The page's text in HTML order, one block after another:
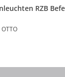
OTTO